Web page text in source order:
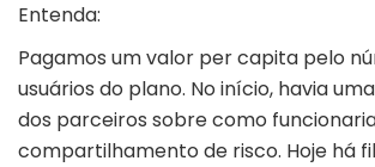
Entenda:
Pagamos um valor per capita pelo
usuários do plano. No início, havia
dos parceiros sobre como
compartilhamento de risco. Hoje há